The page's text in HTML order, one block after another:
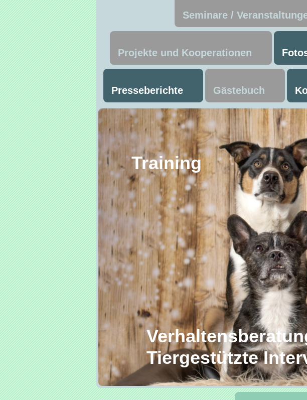
Seminare /
Projekte und Kooperationen
Presseberichte Gästebuch
Tiergestützte